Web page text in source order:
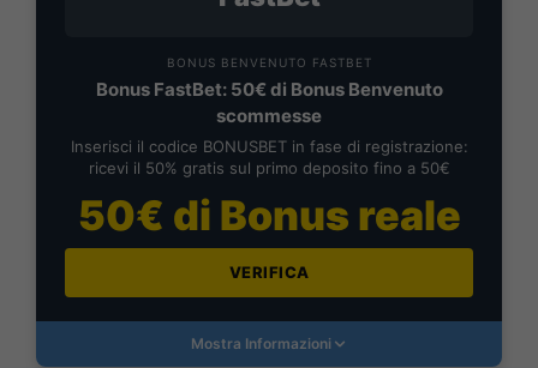
BONUS BENVENUTO FASTBET
Bonus FastBet: 50€ di Bonus Benvenuto
scommesse
Inserisci il codice BONUSBET in fase di registrazione:
ricevi il 50% gratis sul primo deposito fino a 50€
50€ di Bonus reale
VERIFICA
Mostra Informazioni